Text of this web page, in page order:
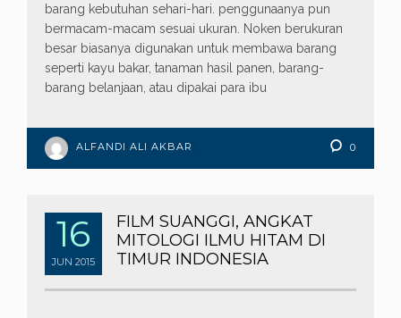
barang kebutuhan sehari-hari. penggunaanya pun
bermacam-macam sesuai ukuran. Noken berukuran
besar biasanya digunakan untuk membawa barang
seperti kayu bakar, tanaman hasil panen, barang-
barang belanjaan, atau dipakai para ibu
ALFANDI ALI AKBAR 0
16
JUN 2015
FILM SUANGGI, ANGKAT
MITOLOGI ILMU HITAM DI
TIMUR INDONESIA